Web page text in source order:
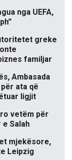
nga UEFA,
greke
familjar
Ambasada
ata që
ligjit
vetëm për
Salah
mjekësore,
Leipzig